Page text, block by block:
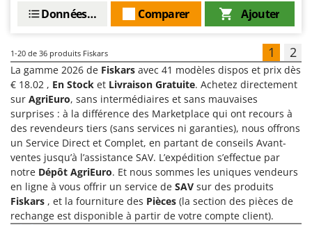
Ajouter
Comparer
Données techniques
1-20 de 36 produits Fiskars 1 2
La gamme 2026 de Fiskars avec 41 modèles dispos et prix dès
€ 18.02 , En Stock et Livraison Gratuite. Achetez directement
sur AgriEuro, sans intermédiaires et sans mauvaises
surprises : à la différence des Marketplace qui ont recours à
des revendeurs tiers (sans services ni garanties), nous offrons
un Service Direct et Complet, en partant de conseils Avant-
ventes jusqu’à l’assistance SAV. L’expédition s’effectue par
notre Dépôt AgriEuro. Et nous sommes les uniques vendeurs
en ligne à vous offrir un service de SAV sur des produits
Fiskars , et la fourniture des Pièces (la section des pièces de
rechange est disponible à partir de votre compte client).